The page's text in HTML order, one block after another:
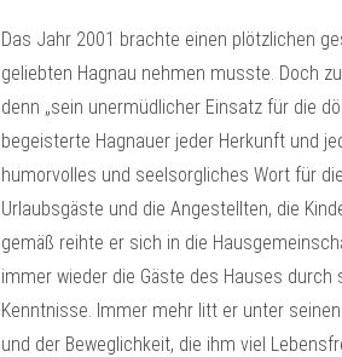
Das Jahr 2001 brachte einen plötzlichen
geliebten Hagnau nehmen musste. Doch
denn „sein unermüdlicher Einsatz für die
begeisterte Hagnauer jeder Herkunft und
humorvolles und seelsorgliches Wort für
Urlaubsgäste und die Angestellten, die
gemäß reihte er sich in die
immer wieder die Gäste des Hauses
Kenntnisse. Immer mehr litt er unter
und der Beweglichkeit, die ihm viel